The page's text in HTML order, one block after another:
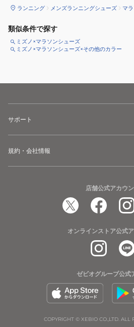
ランニング メンズランニングシューズ マ
類似条件で探す
ミズノ×マラソンシューズ
ミズノ×マラソンシューズ×その他のカラー
サポート
規約・会社情報
店舗公式アカウ
オンラインストア公式
ゼビオグループ公式
COPYRIGHT © XEBIO CO.,LTD. ALL